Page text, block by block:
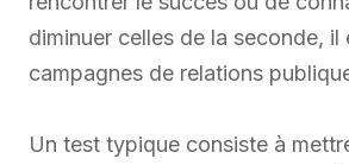
diminuer celles de la seconde,
campagnes de relations
Un test typique consiste à